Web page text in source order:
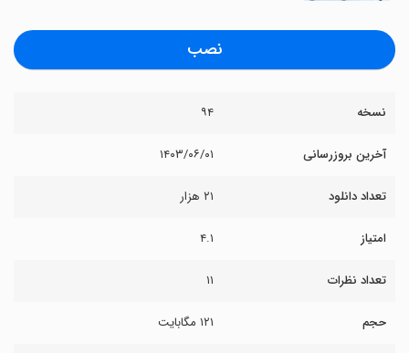
نصب
نسخه ۹۴
آخرین بروزرسانی ۱۴۰۳/۰۶/۰۱
تعداد دانلود ۲۱ هزار
امتیاز ۴.۱
تعداد نظرات ۱۱
حجم ۱۲۱ مگابایت